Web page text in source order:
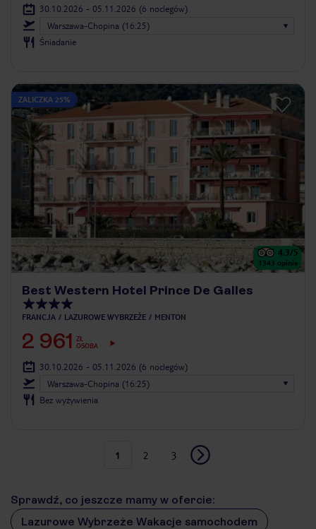
30.10.2026 - 05.11.2026 (6 noclegów)
Warszawa-Chopina (16:25)
Śniadanie
ZALICZKA 25%
4.3/5
1343 opinie
Best Western Hotel Prince De Galles
FRANCJA LAZUROWE WYBRZEŻE MENTON
2 961
ZŁ
OSOBA
30.10.2026 - 05.11.2026 (6 noclegów)
Warszawa-Chopina (16:25)
Bez wyżywienia
1 2 3
Sprawdź, co jeszcze mamy w ofercie:
Lazurowe Wybrzeże Wakacje samochodem